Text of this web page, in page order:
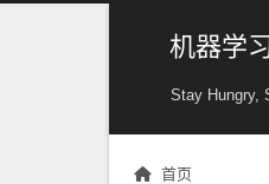
机器学
Stay Hungry,
首页